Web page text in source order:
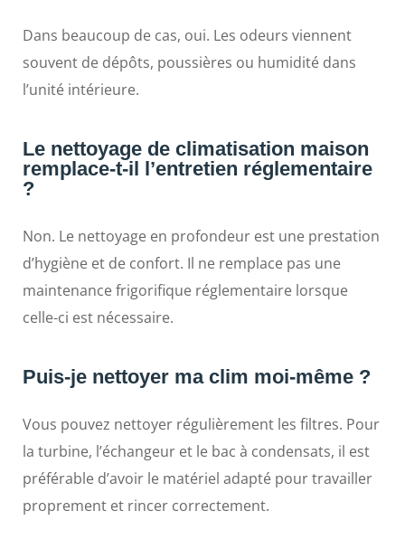
Dans beaucoup de cas, oui. Les odeurs viennent
souvent de dépôts, poussières ou humidité dans
l’unité intérieure.
Le nettoyage de climatisation maison
remplace-t-il l’entretien réglementaire
?
Non. Le nettoyage en profondeur est une prestation
d’hygiène et de confort. Il ne remplace pas une
maintenance frigorifique réglementaire lorsque
celle-ci est nécessaire.
Puis-je nettoyer ma clim moi-même ?
Vous pouvez nettoyer régulièrement les filtres. Pour
la turbine, l’échangeur et le bac à condensats, il est
préférable d’avoir le matériel adapté pour travailler
proprement et rincer correctement.